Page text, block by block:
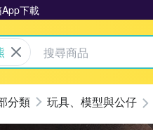
App下載
玩具、模型與公仔